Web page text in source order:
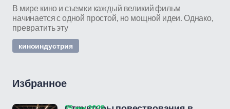
В мире кино и съемки каждый великий фильм
начинается с одной простой, но мощной идеи. Однако,
превратить эту
киноиндустрия
Избранное